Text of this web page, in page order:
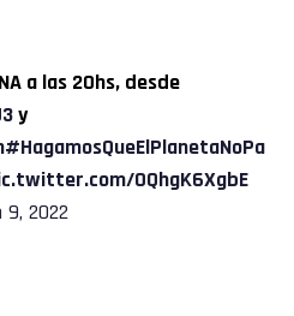
a las 20hs, desde
y
#HagamosQueElPlanetaNoPa
0QhgK6XgbE
9, 2022